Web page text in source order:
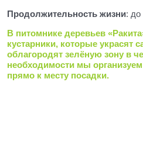
Продолжительность жизни: до
В питомнике деревьев
кустарники, которые украсят
облагородят зелёную зону в
необходимости мы
прямо к месту посадки.